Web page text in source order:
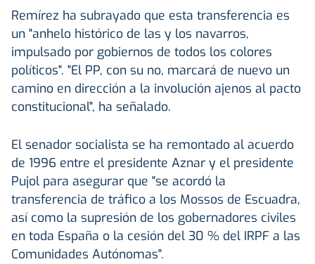
Remírez ha subrayado que esta transferencia es
un "anhelo histórico de las y los navarros,
impulsado por gobiernos de todos los colores
políticos". "El PP, con su no, marcará de nuevo un
camino en dirección a la involución ajenos al pacto
constitucional", ha señalado.
El senador socialista se ha remontado al acuerdo
de 1996 entre el presidente Aznar y el presidente
Pujol para asegurar que "se acordó la
transferencia de tráfico a los Mossos de Escuadra,
así como la supresión de los gobernadores civiles
en toda España o la cesión del 30 % del IRPF a las
Comunidades Autónomas".